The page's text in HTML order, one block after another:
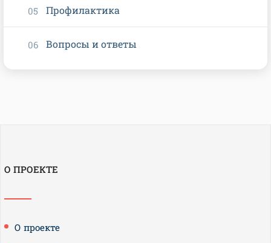
Профилактика
Вопросы и ответы
О ПРОЕКТЕ
О проекте